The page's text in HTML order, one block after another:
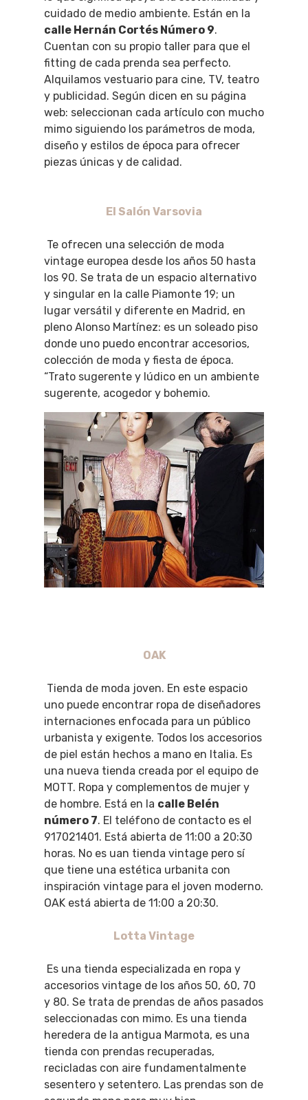
cuidado de medio ambiente. Están en la
calle Hernán Cortés Número 9.
Cuentan con su propio taller para que el
fitting de cada prenda sea perfecto.
Alquilamos vestuario para cine, TV, teatro
y publicidad. Según dicen en su página
web: seleccionan cada artículo con mucho
mimo siguiendo los parámetros de moda,
diseño y estilos de época para ofrecer
piezas únicas y de calidad.
El Salón Varsovia
Te ofrecen una selección de moda
vintage europea desde los años 50 hasta
los 90. Se trata de un espacio alternativo
y singular en la calle Piamonte 19; un
lugar versátil y diferente en Madrid, en
pleno Alonso Martínez: es un soleado piso
donde uno puedo encontrar accesorios,
colección de moda y fiesta de época.
“Trato sugerente y lúdico en un ambiente
sugerente, acogedor y bohemio.
OAK
Tienda de moda joven. En este espacio
uno puede encontrar ropa de diseñadores
internaciones enfocada para un público
urbanista y exigente. Todos los accesorios
de piel están hechos a mano en Italia. Es
una nueva tienda creada por el equipo de
MOTT. Ropa y complementos de mujer y
de hombre. Está en la calle Belén
número 7. El teléfono de contacto es el
917021401. Está abierta de 11:00 a 20:30
horas. No es uan tienda vintage pero sí
que tiene una estética urbanita con
inspiración vintage para el joven moderno.
OAK está abierta de 11:00 a 20:30.
Lotta Vintage
Es una tienda especializada en ropa y
accesorios vintage de los años 50, 60, 70
y 80. Se trata de prendas de años pasados
seleccionadas con mimo. Es una tienda
heredera de la antigua Marmota, es una
tienda con prendas recuperadas,
recicladas con aire fundamentalmente
sesentero y setentero. Las prendas son de